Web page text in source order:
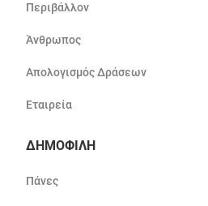
Περιβάλλον
Άνθρωπος
Απολογισμός Δράσεων
Εταιρεία
ΔΗΜΟΦΙΛΗ
Πάνες